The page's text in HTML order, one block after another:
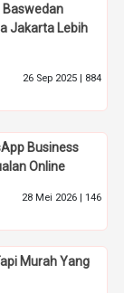
Baswedan
Jakarta Lebih
26 Sep 2025 | 884
Business
Online
28 Mei 2026 | 146
Murah Yang